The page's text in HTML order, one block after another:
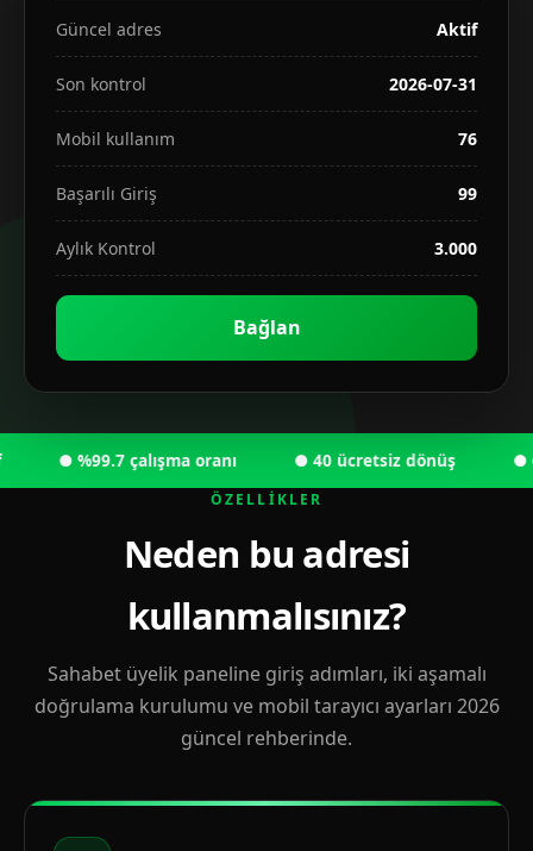
Güncel adres Aktif
Son kontrol 2026-07-31
Mobil kullanım 76
Başarılı Giriş 99
Aylık Kontrol 3.000
Bağlan
● %99.7 çalışma oranı ● 40 ücretsiz dönüş ●
ÖZELLIKLER
Neden bu adresi
kullanmalısınız?
Sahabet üyelik paneline giriş adımları, iki aşamalı
doğrulama kurulumu ve mobil tarayıcı ayarları 2026
güncel rehberinde.